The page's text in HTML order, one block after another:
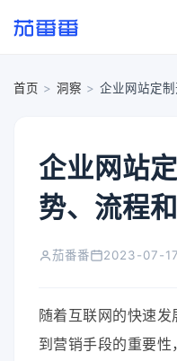
首页 > 洞察 > 企业网站定
企业网站
势、流程
茄番番 2023-07-
随着互联网的快速
到营销手段的重要